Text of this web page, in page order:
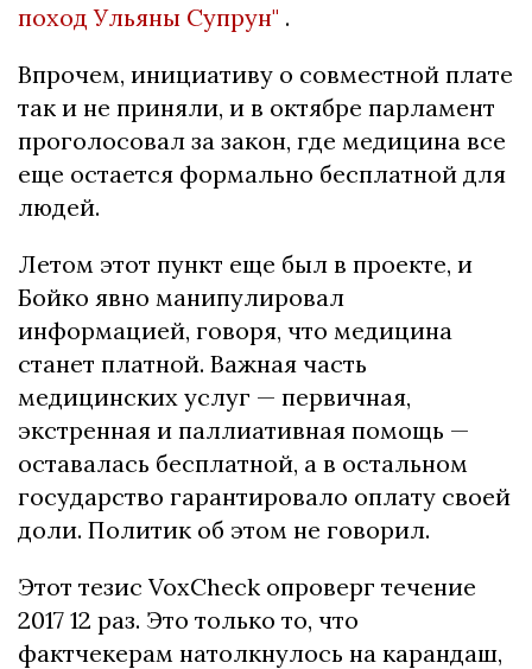
поход Ульяны Супрун" .
Впрочем, инициативу о совместной плате
так и не приняли, и в октябре парламент
проголосовал за закон, где медицина все
еще остается формально бесплатной для
людей.
Летом этот пункт еще был в проекте, и
Бойко явно манипулировал
информацией, говоря, что медицина
станет платной. Важная часть
медицинских услуг — первичная,
экстренная и паллиативная помощь —
оставалась бесплатной, а в остальном
государство гарантировало оплату своей
доли. Политик об этом не говорил.
Этот тезис VoxCheck опроверг течение
2017 12 раз. Это только то, что
фактчекерам натолкнулось на карандаш,